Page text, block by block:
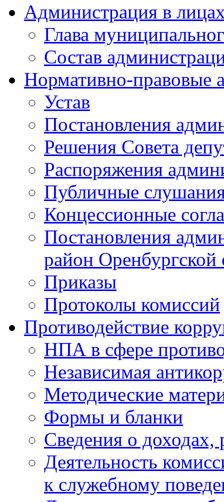
Администрация в
Глава
Состав
Нормативно-правовые
Устав
Постановления
Решения Совета
Распоряжения
Публичные
Концессионные
Постановления
район Оренбургской
Приказы
Протоколы комиссий
Противодействие
НПА в сфере
Независимая
Методические
Формы и бланки
Сведения о доходах,
Деятельность
к служебному